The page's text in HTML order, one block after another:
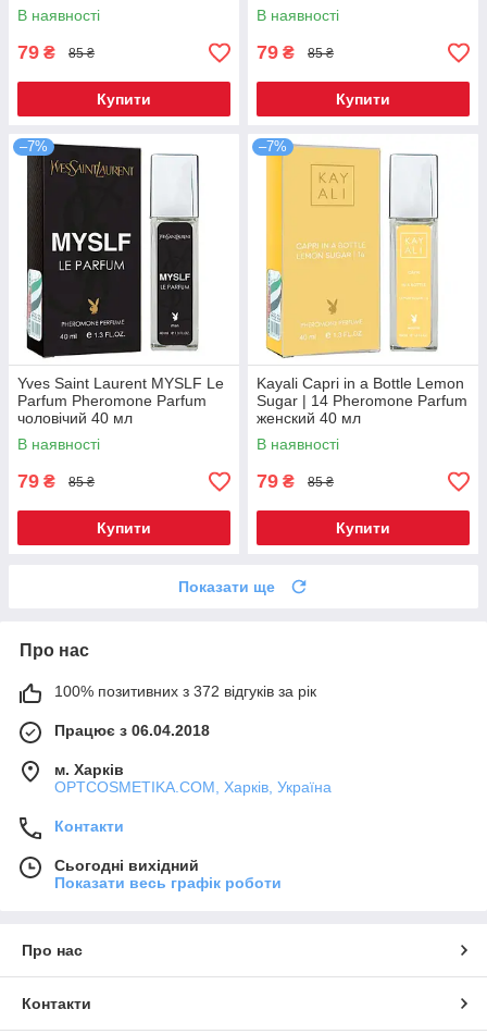
В наявності
79 ₴ 85 ₴
Купити
В наявності
79 ₴ 85 ₴
Купити
–7%
Yves Saint Laurent MYSLF Le
Parfum Pheromone Parfum
чоловічий 40 мл
В наявності
79 ₴ 85 ₴
Купити
–7%
Kayali Capri in a Bottle Lemon
Sugar | 14 Pheromone Parfum
женский 40 мл
В наявності
79 ₴ 85 ₴
Купити
Показати ще
Про нас
100% позитивних з 372 відгуків за рік
Працює з 06.04.2018
м. Харків
OPTCOSMETIKA.COM, Харків, Україна
Контакти
Сьогодні вихідний
Показати весь графік роботи
Про нас
Контакти